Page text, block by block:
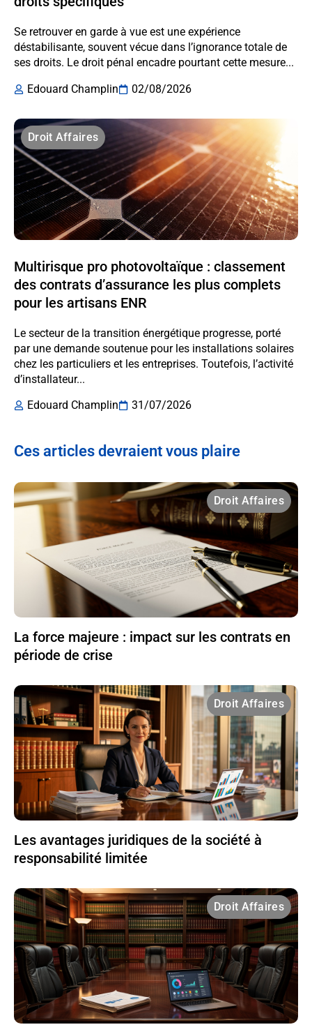
Se retrouver en garde à vue est une expérience
déstabilisante, souvent vécue dans l’ignorance totale de
ses droits. Le droit pénal encadre pourtant cette mesure...
Edouard Champlin
02/08/2026
Droit Affaires
Multirisque pro photovoltaïque : classement
des contrats d’assurance les plus complets
pour les artisans ENR
Le secteur de la transition énergétique progresse, porté
par une demande soutenue pour les installations solaires
chez les particuliers et les entreprises. Toutefois, l’activité
d’installateur...
Edouard Champlin
31/07/2026
Ces articles devraient vous plaire
Droit Affaires
La force majeure : impact sur les contrats en
période de crise
Droit Affaires
Les avantages juridiques de la société à
responsabilité limitée
Droit Affaires